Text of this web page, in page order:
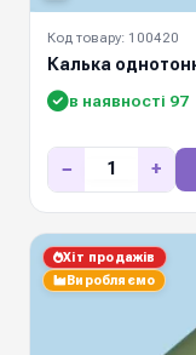
Код товару: 100420
Калька
в наявності 97
− +
Хіт продажів
Виробляємо